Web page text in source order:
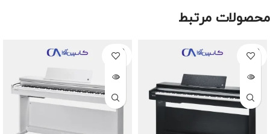
محصولات مرتبط
SOLD
OUT
SOLD
OUT